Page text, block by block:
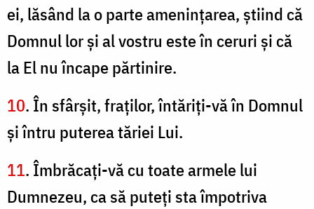
ei, lăsând la o parte ameninţarea, ştiind că
Domnul lor şi al vostru este în ceruri şi că
la El nu încape părtinire.
10. În sfârşit, fraţilor, întăriţi-vă în Domnul
şi întru puterea tăriei Lui.
11. Îmbrăcaţi-vă cu toate armele lui
Dumnezeu, ca să puteţi sta împotriva